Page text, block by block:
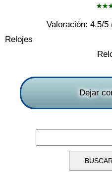
Valoración: 4.5/5
Relojes
Dejar